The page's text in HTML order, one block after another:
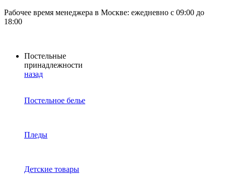
Рабочее время менеджера в Москве: ежедневно с 09:00 до
18:00
Постельные
принадлежности
назад
Постельное белье
Пледы
Детские товары